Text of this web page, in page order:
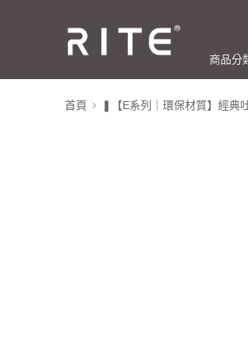
商品分
首頁 ❚【E系列｜環保材質】經典